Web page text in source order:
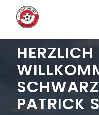
HERZLICH
PATRICK